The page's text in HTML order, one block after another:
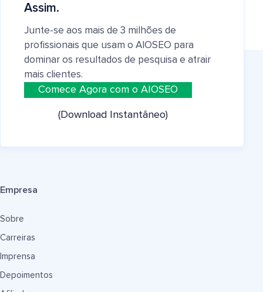
Assim.
Junte-se aos mais de 3 milhões de
profissionais que usam o AIOSEO para
dominar os resultados de pesquisa e atrair
mais clientes.
Comece Agora com o AIOSEO
(Download Instantâneo)
Empresa
Sobre
Carreiras
Imprensa
Depoimentos